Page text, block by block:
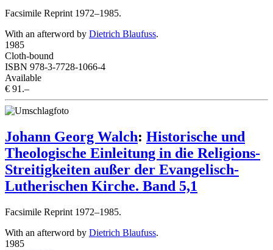
Facsimile Reprint 1972–1985.
With an afterword by Dietrich Blaufuss.
1985
Cloth-bound
ISBN 978-3-7728-1066-4
Available
€ 91.–
Johann Georg Walch: Historische und
Theologische Einleitung in die Religions-
Streitigkeiten außer der Evangelisch-
Lutherischen Kirche. Band 5,1
Facsimile Reprint 1972–1985.
With an afterword by Dietrich Blaufuss.
1985